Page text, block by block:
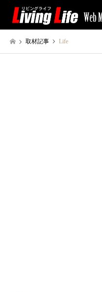
取材記事 Life